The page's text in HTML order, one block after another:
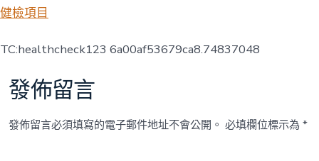
健檢項目
TC:healthcheck123 6a00af53679ca8.74837048
發佈留言
發佈留言必須填寫的電子郵件地址不會公開。 必填欄位標示為*